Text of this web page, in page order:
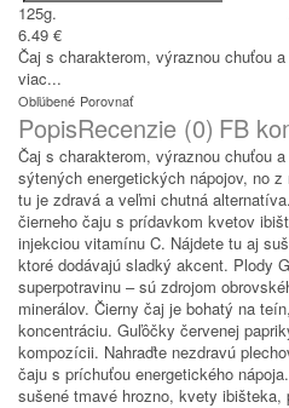
125g.
6.49 €
Čaj s charakterom, výraznou chuťou
viac...
Obľúbené Porovnať
PopisRecenzie (0) FB
Čaj s charakterom, výraznou chuťou
sýtených energetických nápojov, no
tu je zdravá a veľmi chutná
čierneho čaju s prídavkom kvetov
injekciou vitamínu C. Nájdete tu aj
ktoré dodávajú sladký akcent. Plody
superpotravinu – sú zdrojom
minerálov. Čierny čaj je bohatý na
koncentráciu. Guľôčky červenej
kompozícii. Nahraďte nezdravú
čaju s príchuťou energetického
sušené tmavé hrozno, kvety ibišteka,